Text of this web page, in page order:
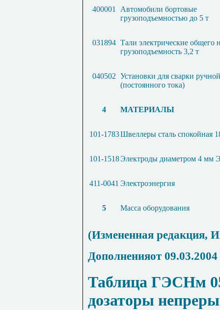
400001
Автомобили бортовые
грузоподъемностью до 5 т
031894 Тали электрические общего
грузоподъемность 3,2 т
040502 Установки для сварки
(постоянного тока)
4 МАТЕРИАЛЫ
101-1783Швеллеры сталь спокойная
101-1518 Электроды диаметром 4 мм
411-0041 Электроэнергия
5 Масса оборудования
(Измененная редакция,
Дополненияот 09.03.2004
Таблица ГЭСНм
дозаторы